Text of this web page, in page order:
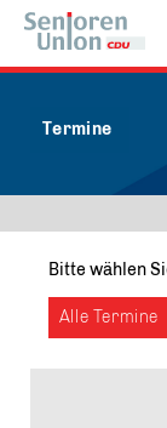
Termine
Bitte wählen
Alle Termine